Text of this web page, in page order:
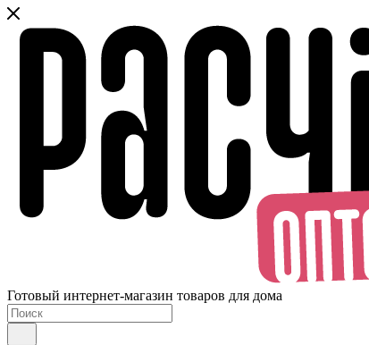
Готовый интернет-магазин товаров для дома